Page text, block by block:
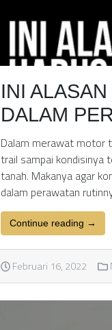
INI
DALAM
Dalam merawat motor
trail sampai kondisinya
tanah. Makanya agar
dalam perawatan
Continue reading →
Februari 16, 2022